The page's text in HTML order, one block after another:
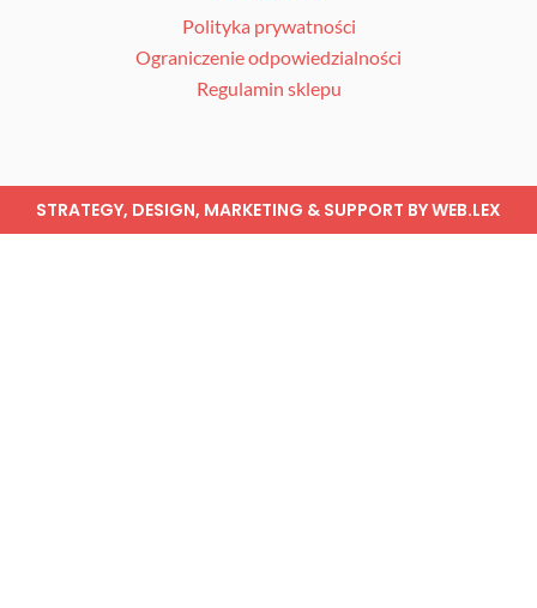
c
e
b
o
k
s
t
a
g
r
a
k
t
k
Polityka prywatności
Ograniczenie odpowiedzialności
Regulamin sklepu
STRATEGY, DESIGN, MARKETING & SUPPORT BYWEB.LEX